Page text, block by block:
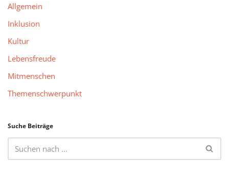
Allgemein
Inklusion
Kultur
Lebensfreude
Mitmenschen
Themenschwerpunkt
Suche Beiträge